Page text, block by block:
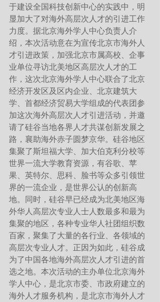
于建设全国科技创新中心的实践中，明
显加大了对海外高层次人才的引进工作
力度。据北京海外学人中心负责人介
绍，本次活动意在为宣传北京市海外人
才引进政策，加强北京市属高校、企事
业单位寻访北美地区高层次人才的工
作，这次北京海外学人中心联合了北京
经济开发区及区内企业、北京建筑大
学、首都经济贸易大学组成的代表团参
加这次海外高层次人才引进活动，并邀
请了硅谷当地各界人才共谋创新发展之
路，襄助海外赤子圆梦京华。硅谷地区
集聚了斯坦福大学、加大伯克利分校等
世界一流大学教育资源，有谷歌、苹
果、英特尔、思科、脸书等众多引领世
界的一流企业，是世界公认的创新高
地。同时，硅谷早已经成为北美地区海
外华人高层次专业人士人数最多和最为
集聚的地区，各种专业华人社团组织数
百家，聚集了大量的各行业、各领域的
高层次专业人才。正因为如此，硅谷成
为了中国各地海外高层次人才引进的首
选之地。本次活动的主办单位北京海外
学人中心，是北京市委、市政府建立的
海外人才服务机构，是北京市海外人才